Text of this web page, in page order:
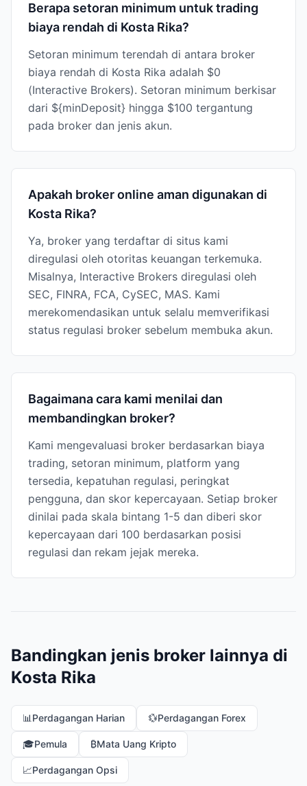
Berapa setoran minimum untuk trading
biaya rendah di Kosta Rika?
Setoran minimum terendah di antara broker
biaya rendah di Kosta Rika adalah $0
(Interactive Brokers). Setoran minimum berkisar
dari ${minDeposit} hingga $100 tergantung
pada broker dan jenis akun.
Apakah broker online aman digunakan di
Kosta Rika?
Ya, broker yang terdaftar di situs kami
diregulasi oleh otoritas keuangan terkemuka.
Misalnya, Interactive Brokers diregulasi oleh
SEC, FINRA, FCA, CySEC, MAS. Kami
merekomendasikan untuk selalu memverifikasi
status regulasi broker sebelum membuka akun.
Bagaimana cara kami menilai dan
membandingkan broker?
Kami mengevaluasi broker berdasarkan biaya
trading, setoran minimum, platform yang
tersedia, kepatuhan regulasi, peringkat
pengguna, dan skor kepercayaan. Setiap broker
dinilai pada skala bintang 1-5 dan diberi skor
kepercayaan dari 100 berdasarkan posisi
regulasi dan rekam jejak mereka.
Bandingkan jenis broker lainnya di
Kosta Rika
📊 Perdagangan Harian 💱Perdagangan Forex
🎓Pemula ₿Mata Uang Kripto
📈Perdagangan Opsi